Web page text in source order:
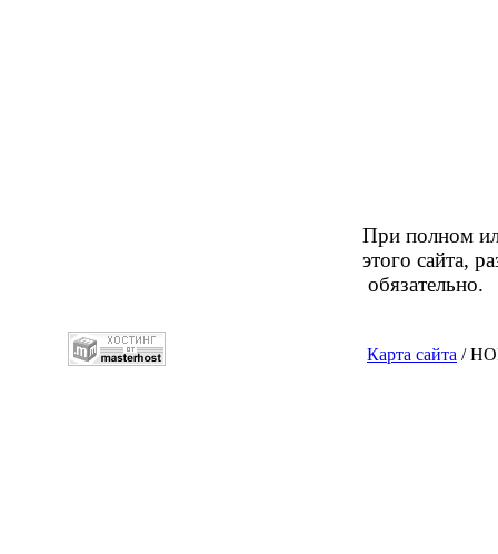
При полном
этого сайта,
обязательно.
Карта сайта /